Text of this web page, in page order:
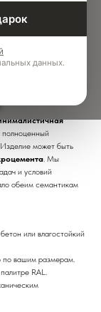
данных.
на заказ
Archi —
может быть
. Мы
и условий
обеим семантикам
или влагостойкий
по вашим размерам.
RAL.